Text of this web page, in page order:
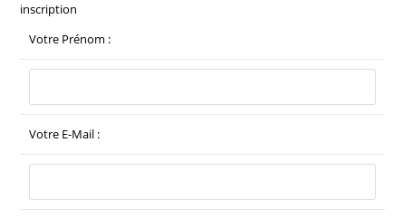
inscription
Votre Prénom :
Votre E-Mail :